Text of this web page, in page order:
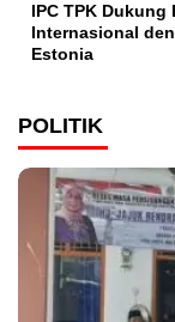
IPC TPK Dukung
Internasional
Estonia
POLITIK